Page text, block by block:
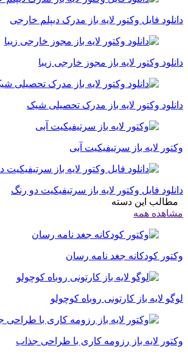
دانلود فایل وکتور لایه باز مدرک دیپلم خارجی
دانلود وکتور لایه باز مجوز خارجی زیبا
دانلود وکتور لایه باز مدرک تحصیلی شیک
وکتور لایه باز سرتیفیکیت آبی
دانلود فایل وکتور لایه باز سرتیفیکیت دو رنگ
مطالب این دسته
مشاهده همه
وکتور کودکانه جغد نامه رسان
لوگو لایه باز کارتونی روباه کوچولو
وکتور لایه باز رزومه کاری با طراحی جذاب